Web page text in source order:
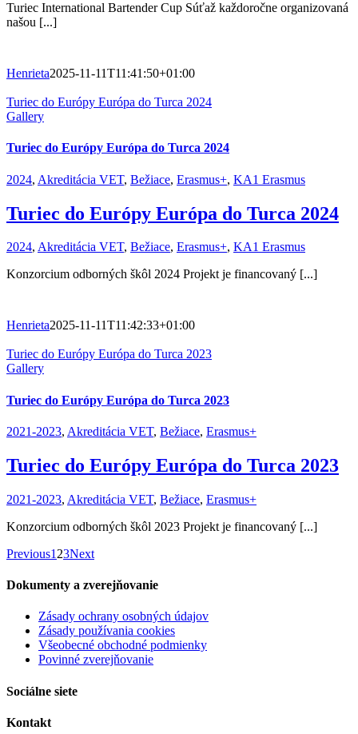
Turiec International Bartender Cup Súťaž každoročne organizovaná
našou [...]
Henrieta2025-11-11T11:41:50+01:00
Turiec do Európy Európa do Turca 2024
Gallery
Turiec do Európy Európa do Turca 2024
2024, Akreditácia VET, Bežiace, Erasmus+, KA1 Erasmus
Turiec do Európy Európa do Turca 2024
2024, Akreditácia VET, Bežiace, Erasmus+, KA1 Erasmus
Konzorcium odborných škôl 2024 Projekt je financovaný [...]
Henrieta2025-11-11T11:42:33+01:00
Turiec do Európy Európa do Turca 2023
Gallery
Turiec do Európy Európa do Turca 2023
2021-2023, Akreditácia VET, Bežiace, Erasmus+
Turiec do Európy Európa do Turca 2023
2021-2023, Akreditácia VET, Bežiace, Erasmus+
Konzorcium odborných škôl 2023 Projekt je financovaný [...]
Previous1 23Next
Dokumenty a zverejňovanie
Zásady ochrany osobných údajov
Zásady používania cookies
Všeobecné obchodné podmienky
Povinné zverejňovanie
Sociálne siete
Kontakt